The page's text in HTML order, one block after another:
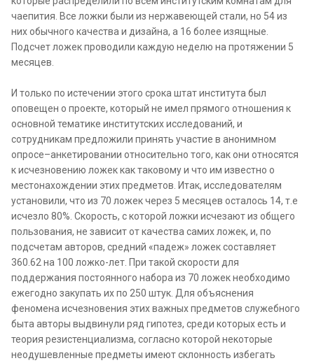
чаепития. Все ложки были из нержавеющей стали, но 54 из
них обычного качества и дизайна, а 16 более изящные.
Подсчет ложек проводили каждую неделю на протяжении 5
месяцев.
И только по истечении этого срока штат института был
оповещен о проекте, который не имел прямого отношения к
основной тематике институтских исследований, и
сотрудникам предложили принять участие в анонимном
опросе–анкетировании относительно того, как они относятся
к исчезновению ложек как таковому и что им известно о
местонахождении этих предметов. Итак, исследователям
установили, что из 70 ложек через 5 месяцев осталось 14, т.е
исчезло 80%. Скорость, с которой ложки исчезают из общего
пользования, не зависит от качества самих ложек, и, по
подсчетам авторов, средний «падеж» ложек составляет
360.62 на 100 ложко-лет. При такой скорости для
поддержания постоянного набора из 70 ложек необходимо
ежегодно закупать их по 250 штук. Для объяснения
феномена исчезновения этих важных предметов служебного
быта авторы выдвинули ряд гипотез, среди которых есть и
теория резистенциализма, согласно которой некоторые
неодушевленные предметы имеют склонность избегать